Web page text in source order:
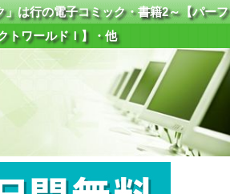
」は行の電子コミック・書籍2～【パーフ
トワールドＩ】・他